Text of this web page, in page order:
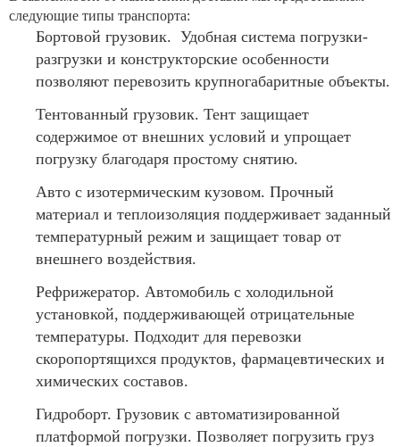
следующие типы транспорта:
Бортовой грузовик. Удобная система погрузки-
разгрузки и конструкторские особенности
позволяют перевозить крупногабаритные объекты.
Тентованный грузовик. Тент защищает
содержимое от внешних условий и упрощает
погрузку благодаря простому снятию.
Авто с изотермическим кузовом. Прочный
материал и теплоизоляция поддерживает заданный
температурный режим и защищает товар от
внешнего воздействия.
Рефрижератор. Автомобиль с холодильной
установкой, поддерживающей отрицательные
температуры. Подходит для перевозки
скоропортящихся продуктов, фармацевтических и
химических составов.
Гидроборт. Грузовик с автоматизированной
платформой погрузки. Позволяет погрузить груз